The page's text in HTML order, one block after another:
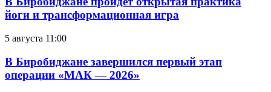
йоги и трансформационная игра
5 августа 11:00
В Биробиджане завершился первый этап
операции «МАК — 2026»